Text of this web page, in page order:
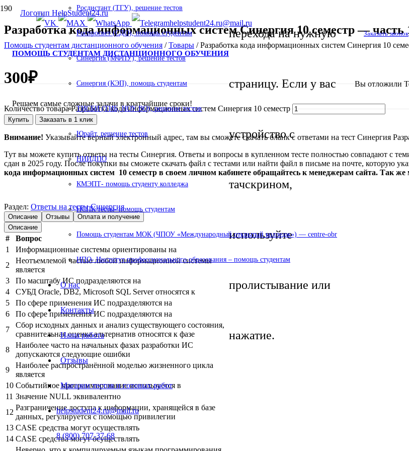
helpstudent24.ru@mail.ru
ПОМОЩЬ СТУДЕНТАМ ДИСТАНЦИОННОГО ОБУЧЕНИЯ
Решаем самые сложные задачи в кратчайшие сроки!
перехода на нужную
страницу. Если у вас
устройство с
тачскрином,
используйте
пролистывание или
нажатие.
Заказать звонок
Вы отложили
Росдистант (ТГУ), решение тестов
Роспросвет (СДО), помощь студентам
Синергия (МФПУ), решение тестов
Синергия (КЭП), помощь студентам
ТИСБИ (ТИБ, НОУ ВО), решение тестов
Юрайт, решение тестов
НИИДПО
КМЭПТ- помощь студенту колледжа
НСПК тесты- помощь студентам
Помощь студентам МОК (ЧПОУ «Международный открытый колледж») — centre-obr
ИПО- Институт профессионального образования – помощь студентам
О нас
Контакты
Наша работа
Отзывы
Магазин тестов и готовых работ
helpstudent24.ru@mail.ru
8 (800) 707-37-68
Разработка кода информационных систем Синергия 10 семестр — часть
Помощь студентам дистанционного обучения /Товары /Разработка кода информационных систем Синергия 10
300₽
Количество товара Разработка кода информационных систем Синергия 10 семестр
Купить Заказать в 1 клик
Внимание! Указывайте верный электронный адрес, там вы сможете скачать бланк с ответами на тест Синергия
Тут вы можете купить ответы на тесты Синергия. Ответы и вопросы в купленном тесте полностью совпадают с
сдан в 2025 году. После покупки вы сможете скачать файл с тестами или найти файл в письме на почте, которую
кода информационных систем 10 семестр в своем личном кабинете обращайтесь к менеджерам сайта. Так
Раздел: Ответы на тесты Синергия
Описание Отзывы
Оплата и получение
Описание
#
Вопрос
1
Информационные системы ориентированы на
2
Неотъемлемой частью любой информационной системы
является
3
По масштабу ИС подразделяются на
4
СУБД Oracle, DB2, Microsoft SQL Server относятся к
5
По сфере применения ИС подразделяются на
6
По сфере применения ИС подразделяются на
7
Сбор исходных данных и анализ существующего состояния,
сравнительная оценка альтернатив относятся к фазе
8
Наиболее часто на начальных фазах разработки ИС
допускаются следующие ошибки
9
Наиболее распространённой моделью жизненного цикла
является
10 Событийное программирование используется в
11 Значение NULL эквивалентно
12
Разграничение доступа к информации, хранящейся в базе
данных, регулируется с помощью привилегии
13 CASE средства могут осуществлять
14 CASE средства могут осуществлять